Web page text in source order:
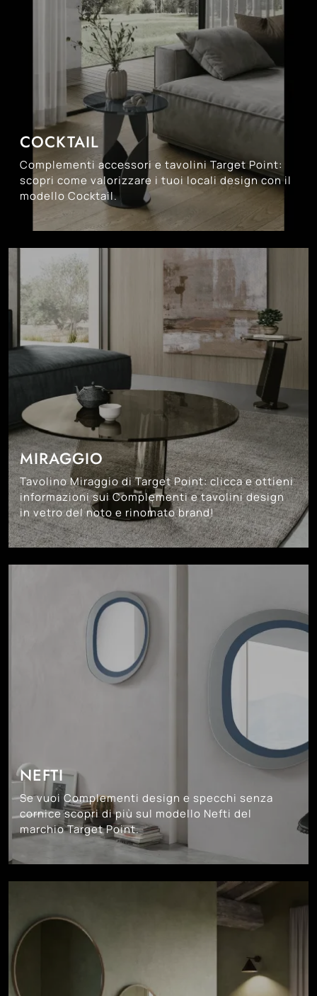
COCKTAIL
Complementi accessori e tavolini Target Point:
scopri come valorizzare i tuoi locali design con il
modello Cocktail.
MIRAGGIO
Tavolino Miraggio di Target Point: clicca e ottieni
informazioni sui Complementi e tavolini design
in vetro del noto e rinomato brand!
NEFTI
Se vuoi Complementi design e specchi senza
cornice scopri di più sul modello Nefti del
marchio Target Point.